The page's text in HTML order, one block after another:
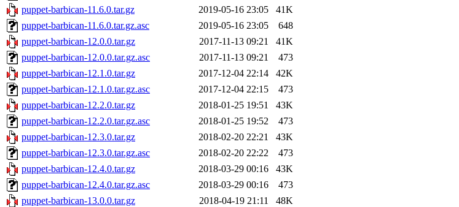
puppet-barbican-11.6.0.tar.gz
2019-05-16 23:05
41K
puppet-barbican-11.6.0.tar.gz.asc
2019-05-16 23:05
648
puppet-barbican-12.0.0.tar.gz
2017-11-13 09:21
41K
puppet-barbican-12.0.0.tar.gz.asc
2017-11-13 09:21
473
puppet-barbican-12.1.0.tar.gz
2017-12-04 22:14
42K
puppet-barbican-12.1.0.tar.gz.asc
2017-12-04 22:15
473
puppet-barbican-12.2.0.tar.gz
2018-01-25 19:51
43K
puppet-barbican-12.2.0.tar.gz.asc
2018-01-25 19:52
473
puppet-barbican-12.3.0.tar.gz
2018-02-20 22:21
43K
puppet-barbican-12.3.0.tar.gz.asc
2018-02-20 22:22
473
puppet-barbican-12.4.0.tar.gz
2018-03-29 00:16
43K
puppet-barbican-12.4.0.tar.gz.asc
2018-03-29 00:16
473
puppet-barbican-13.0.0.tar.gz
2018-04-19 21:11
48K